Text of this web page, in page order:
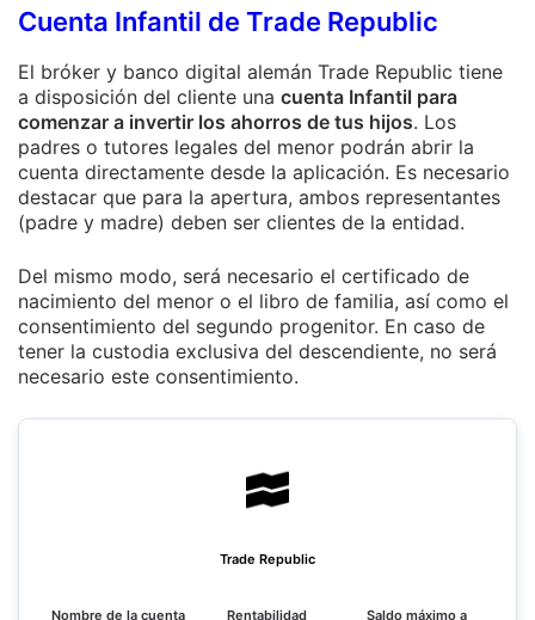
Cuenta Infantil de Trade Republic
El bróker y banco digital alemán Trade Republic tiene
a disposición del cliente una cuenta Infantil para
comenzar a invertir los ahorros de tus hijos. Los
padres o tutores legales del menor podrán abrir la
cuenta directamente desde la aplicación. Es necesario
destacar que para la apertura, ambos representantes
(padre y madre) deben ser clientes de la entidad.
Del mismo modo, será necesario el certificado de
nacimiento del menor o el libro de familia, así como el
consentimiento del segundo progenitor. En caso de
tener la custodia exclusiva del descendiente, no será
necesario este consentimiento.
Trade Republic
Nombre de la cuenta Rentabilidad Saldo máximo a